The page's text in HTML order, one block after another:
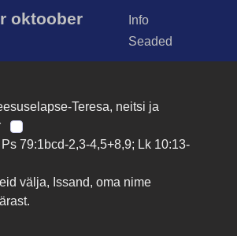
oktoober
Info
Seaded
Teresa, neitsi ja
79:1bcd-2,3-4,5+8,9; Lk 10:13-
välja, Issand, oma nime